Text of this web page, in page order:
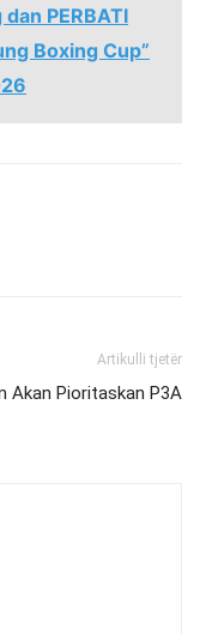
PERBATI
Boxing Cup”
Artikulli tjetër
Akan Pioritaskan P3A